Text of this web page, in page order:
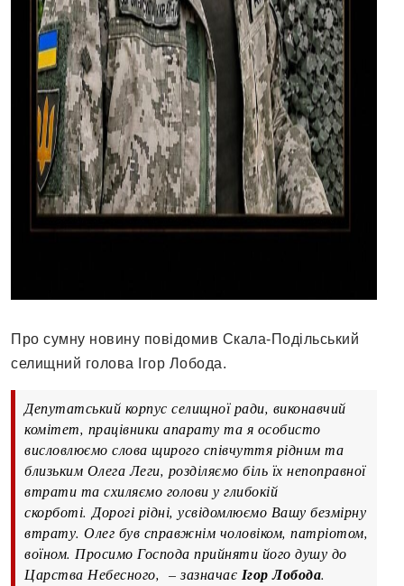
Про сумну новину повідомив Скала-Подільський
селищний голова Ігор Лобода.
Депутатський корпус селищної ради, виконавчий
комітет, працівники апарату та я особисто
висловлюємо слова щирого співчуття рідним та
близьким Олега Леги, розділяємо біль їх непоправної
втрати та схиляємо голови у глибокій
скорботі. Дорогі рідні, усвідомлюємо Вашу безмірну
втрату. Олег був справжнім чоловіком, патріотом,
воїном. Просимо Господа прийняти його душу до
Царства Небесного, – зазначає Ігор Лобода.